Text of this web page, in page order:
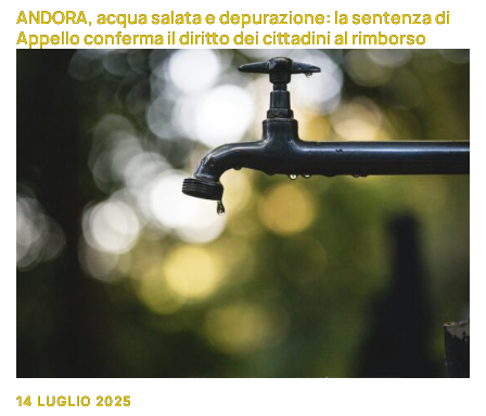
ANDORA, acqua salata e depurazione: la sentenza di
Appello conferma il diritto dei cittadini al rimborso
14 LUGLIO 2025